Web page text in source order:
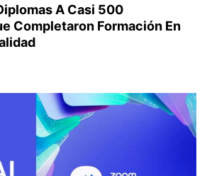
A Casi 500
Completaron Formación En